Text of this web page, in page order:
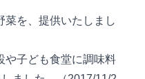
菜を、提供いたしまし
や子ども食堂に調味料